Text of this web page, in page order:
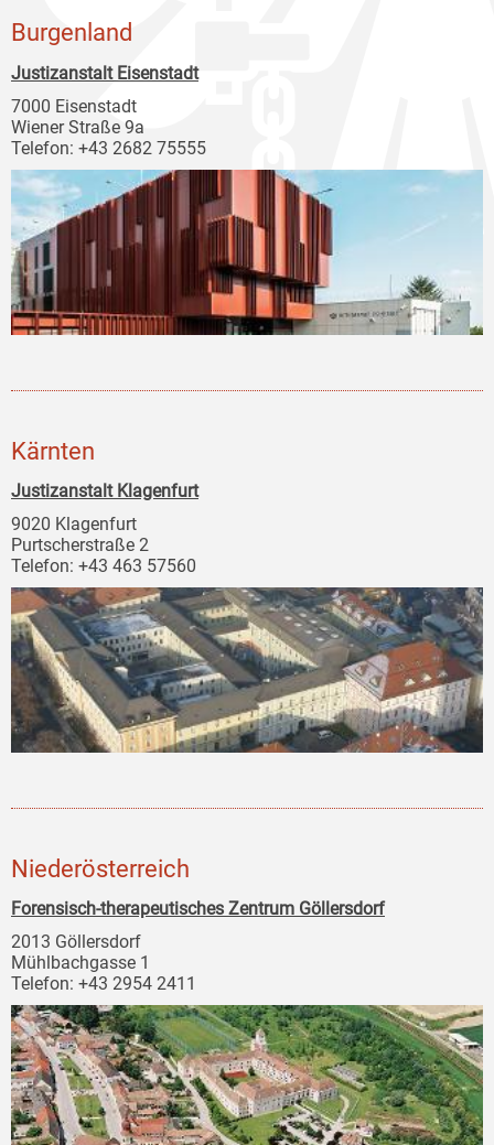
Burgenland
Justizanstalt Eisenstadt
7000 Eisenstadt
Wiener Straße 9a
Telefon: +43 2682 75555
Kärnten
Justizanstalt Klagenfurt
9020 Klagenfurt
Purtscherstraße 2
Telefon: +43 463 57560
Niederösterreich
Forensisch-therapeutisches Zentrum Göllersdorf
2013 Göllersdorf
Mühlbachgasse 1
Telefon: +43 2954 2411